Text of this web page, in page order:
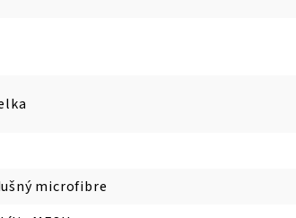
microfibre